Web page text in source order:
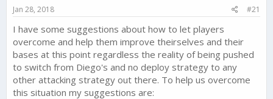
t
a
r
t
r
e
Jan 28, 2018 #21
I have some suggestions about how to let players
overcome and help them improve theirselves and their
bases at this point regardless the reality of being pushed
to switch from Diego's and no deploy strategy to any
other attacking strategy out there. To help us overcome
this situation my suggestions are: